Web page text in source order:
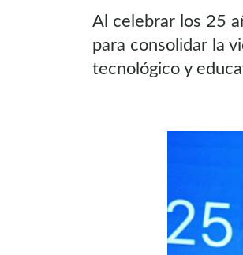
Al celebrar los 25
para consolidar la
tecnológico y